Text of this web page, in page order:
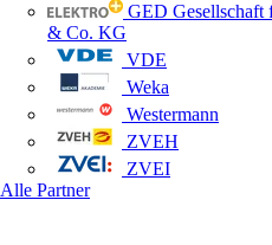
GED Gesellschaft
& Co. KG
VDE
Weka
Westermann
ZVEH
ZVEI
Alle Partner